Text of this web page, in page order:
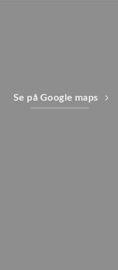
Se på Google maps